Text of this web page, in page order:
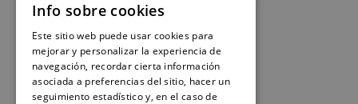
Info sobre cookies
Este sitio web puede usar cookies para
mejorar y personalizar la experiencia de
navegación, recordar cierta información
asociada a preferencias del sitio, hacer un
seguimiento estadístico y, en el caso de